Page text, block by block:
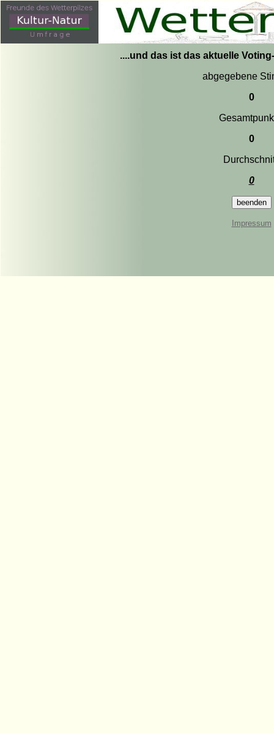
....und das ist das aktuelle
abgegebene
0
0
0
Impressum